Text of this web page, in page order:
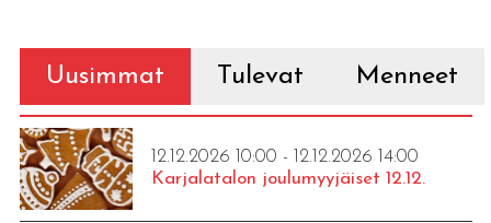
Uusimmat Tulevat Menneet
12.12.2026 10:00 - 12.12.2026 14:00
Karjalatalon joulumyyjäiset 12.12.